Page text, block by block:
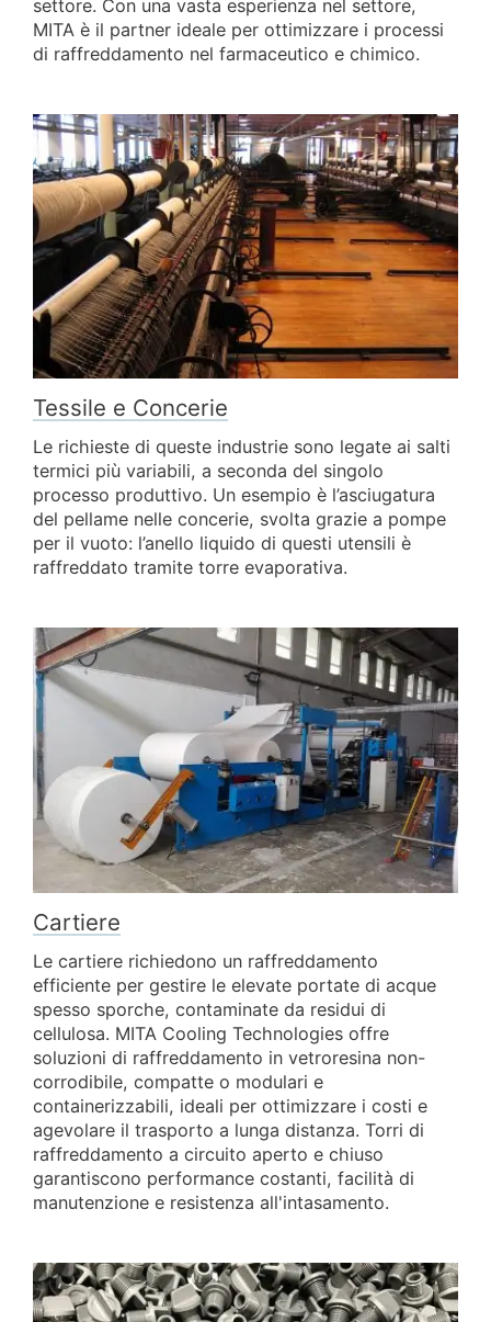
settore. Con una vasta esperienza nel settore,
MITA è il partner ideale per ottimizzare i processi
di raffreddamento nel farmaceutico e chimico.
Tessile e Concerie
Le richieste di queste industrie sono legate ai salti
termici più variabili, a seconda del singolo
processo produttivo. Un esempio è l’asciugatura
del pellame nelle concerie, svolta grazie a pompe
per il vuoto: l’anello liquido di questi utensili è
raffreddato tramite torre evaporativa.
Cartiere
Le cartiere richiedono un raffreddamento
efficiente per gestire le elevate portate di acque
spesso sporche, contaminate da residui di
cellulosa. MITA Cooling Technologies offre
soluzioni di raffreddamento in vetroresina non-
corrodibile, compatte o modulari e
containerizzabili, ideali per ottimizzare i costi e
agevolare il trasporto a lunga distanza. Torri di
raffreddamento a circuito aperto e chiuso
garantiscono performance costanti, facilità di
manutenzione e resistenza all'intasamento.